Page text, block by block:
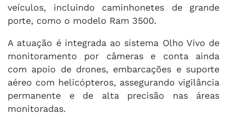
veículos, incluindo caminhonetes de grande
porte, como o modelo Ram 3500.
A atuação é integrada ao sistema Olho Vivo de
monitoramento por câmeras e conta ainda
com apoio de drones, embarcações e suporte
aéreo com helicópteros, assegurando vigilância
permanente e de alta precisão nas áreas
monitoradas.